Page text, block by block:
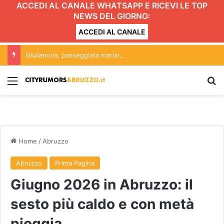
ACCEDI AL CANALE WHATSAPP E RICEVI LE TOP
NEWS DEL GIORNO:
ACCEDI AL CANALE
Menu
Home /Abruzzo
Abruzzo Prima Pagina
Giugno 2026 in Abruzzo: il
sesto più caldo e con metà